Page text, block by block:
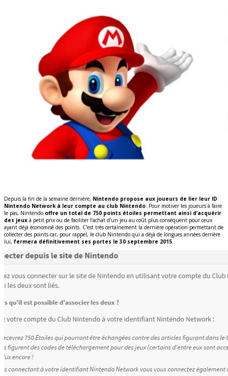
Depuis la fin de la semaine dernière, Nintendo propose aux joueurs de lier leur ID
Nintendo Network à leur compte au club Nintendo. Pour motiver les joueurs à faire
le pas, Nintendo offre un total de 750 points étoiles permettant ainsi d’acquérir
des jeux à petit prix ou de faciliter l’achat d’un jeu au coût plus conséquent pour ceux
ayant déjà économisé des points. C’est très certainement la dernière opération permettant de
collecter des points car, pour rappel, le club Nintendo qui a déjà de longues années derrière
lui, fermera définitivement ses portes le 30 septembre 2015.